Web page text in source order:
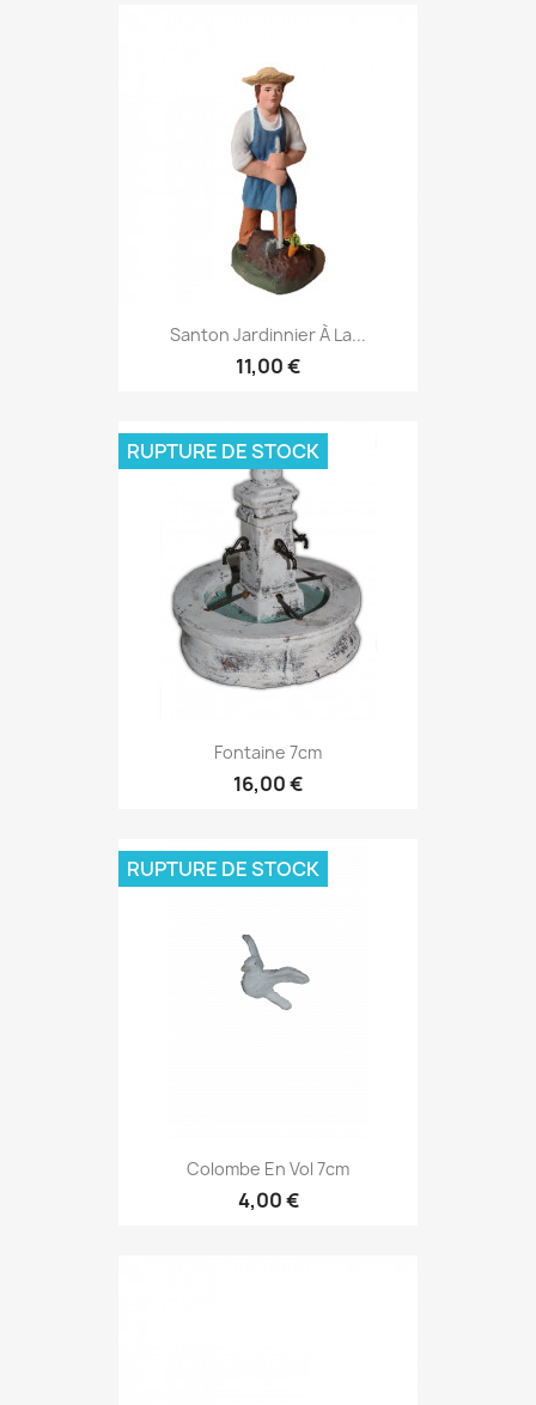
Santon Jardinnier À La...
11,00 €
Fontaine 7cm
16,00 €
RUPTURE DE STOCK
Colombe En Vol 7cm
4,00 €
RUPTURE DE STOCK